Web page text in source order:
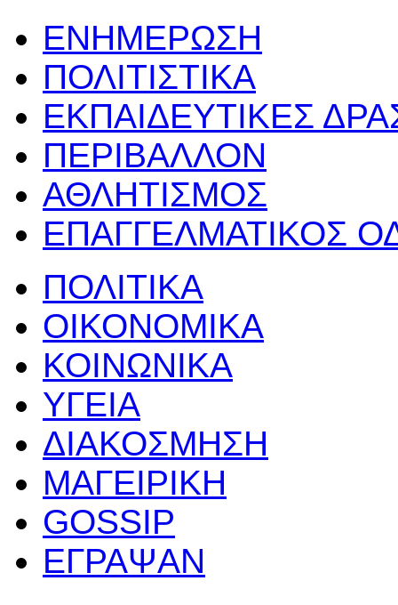
ΕΝΗΜΕΡΩΣΗ
ΠΟΛΙΤΙΣΤΙΚΑ
ΕΚΠΑΙΔΕΥΤΙΚΕΣ
ΠΕΡΙΒΑΛΛΟΝ
ΑΘΛΗΤΙΣΜΟΣ
ΕΠΑΓΓΕΛΜΑΤΙΚΟΣ
ΠΟΛΙΤΙΚΑ
ΟΙΚΟΝΟΜΙΚΑ
ΚΟΙΝΩΝΙΚΑ
ΥΓΕΙΑ
ΔΙΑΚΟΣΜΗΣΗ
ΜΑΓΕΙΡΙΚΗ
GOSSIP
ΕΓΡΑΨΑΝ